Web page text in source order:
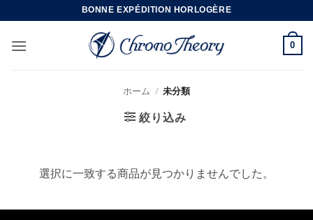
to
content
BONNE EXPÉDITION HORLOGÈRE
0
ホーム / 未分類
絞り込み
選択に一致する商品が見つかりませんでした。